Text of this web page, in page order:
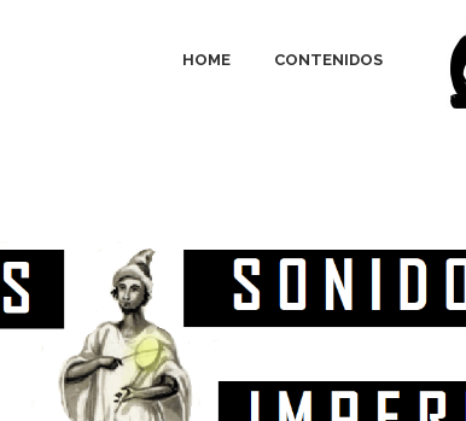
HOME CONTENIDOS